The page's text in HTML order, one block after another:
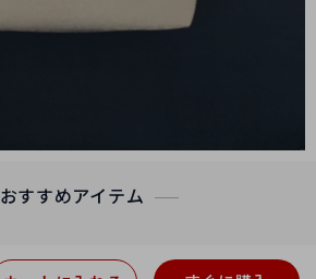
おすすめアイテム